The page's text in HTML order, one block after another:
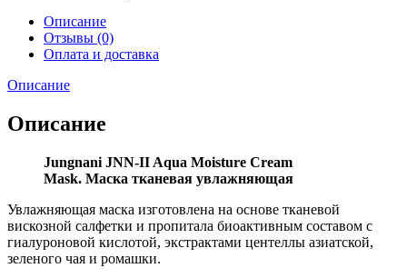
Описание
Отзывы (0)
Оплата и доставка
Описание
Описание
Jungnani JNN-II Aqua Moisture Cream
Mask. Маска тканевая увлажняющая
Увлажняющая маска изготовлена на основе тканевой
вискозной салфетки и пропитала биоактивным составом с
гиалуроновой кислотой, экстрактами центеллы азиатской,
зеленого чая и ромашки.